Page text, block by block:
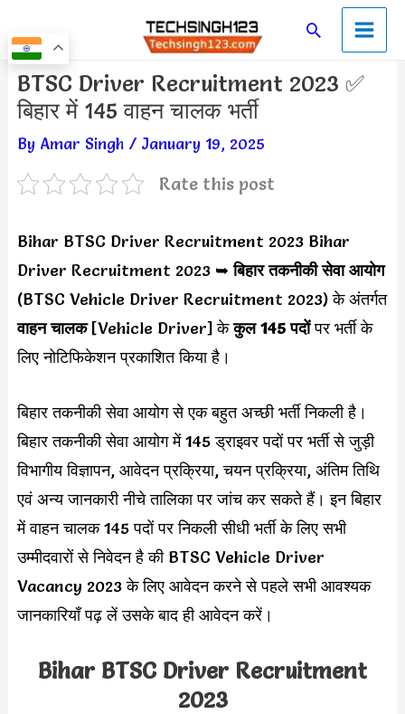
to
content
SearchMain
Menu
BTSC Driver Recruitment 2023 ✅
बिहार में 145 वाहन चालक भर्ती
By Amar Singh / January 19, 2025
Rate this post
Bihar BTSC Driver Recruitment 2023 Bihar
Driver Recruitment 2023 ➥ बिहार तकनीकी सेवा आयोग
(BTSC Vehicle Driver Recruitment 2023) के अंतर्गत
वाहन चालक[Vehicle Driver] केकुल 145 पदोंपर भर्ती के
लिए नोटिफिकेशन प्रकाशित किया है।
बिहार तकनीकी सेवा आयोग से एक बहुत अच्छी भर्ती निकली है।
बिहार तकनीकी सेवा आयोग में 145 ड्राइवर पदों पर भर्ती से जुड़ी
विभागीय विज्ञापन, आवेदन प्रक्रिया, चयन प्रक्रिया, अंतिम तिथि
एवं अन्य जानकारी नीचे तालिका पर जांच कर सकते हैं। इन बिहार
में वाहन चालक 145 पदों पर निकली सीधी भर्ती के लिए सभी
उम्मीदवारों से निवेदन है की BTSC Vehicle Driver
Vacancy 2023 के लिए आवेदन करने से पहले सभी आवश्यक
जानकारियाँ पढ़ लें उसके बाद ही आवेदन करें।
Bihar BTSC Driver Recruitment
2023
Post
navigation